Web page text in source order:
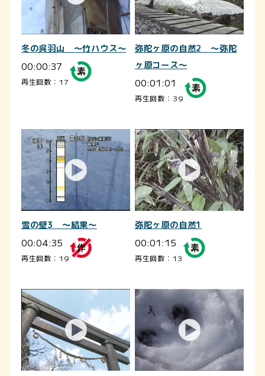
冬の呉羽山 ～竹ハウス～
00:00:37
再生回数：17
弥陀ヶ原の自然2 ～弥陀
ヶ原コース～
00:01:01
再生回数：39
雪の壁3 ～結果～
00:04:35
再生回数：19
弥陀ヶ原の自然1
00:01:15
再生回数：13